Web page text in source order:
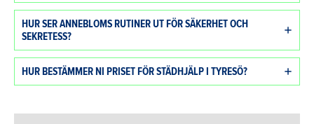
HUR SER ANNEBLOMS RUTINER UT FÖR SÄKERHET OCH
SEKRETESS?
HUR BESTÄMMER NI PRISET FÖR STÄDHJÄLP I TYRESÖ?